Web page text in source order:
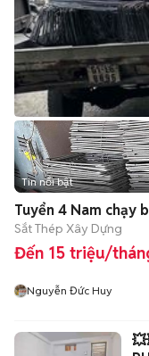
Tin nổi bật
Tuyển 4 Nam chạy
Sắt Thép Xây Dựng
Đến 15 triệu/
Nguyễn Đức Huy
💥💥 PHÒNG TRỌ